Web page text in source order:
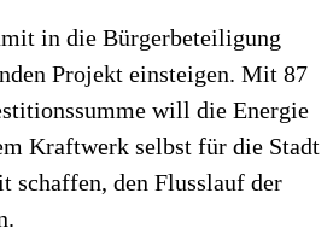
in die Bürgerbeteiligung
Projekt einsteigen. Mit 87
will die Energie
Kraftwerk selbst für die Stadt
schaffen, den Flusslauf der